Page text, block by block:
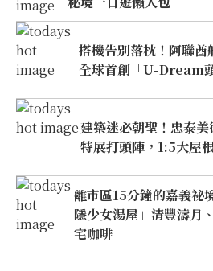
搭機告別落枕！阿聯酋
全球首創「U-Dream
建築迷必朝聖！忠泰
特展打頭陣，1:5大屋
離市區15分鐘的嘉義祕
隱少女湯屋」清豐濤月
宅咖啡